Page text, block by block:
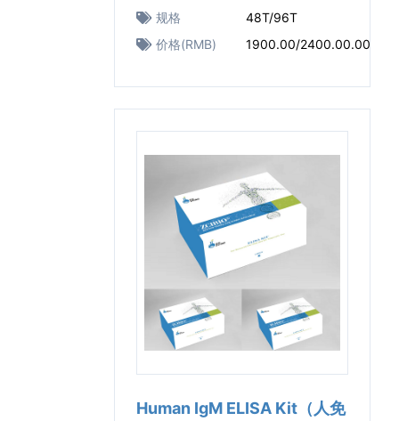
规格
48T/96T
价格(RMB)
1900.00/2400.00.00
Human IgM ELISA Kit（人免